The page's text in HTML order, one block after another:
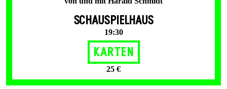
SCHAUSPIELHAUS
19:30
Karten
25 €